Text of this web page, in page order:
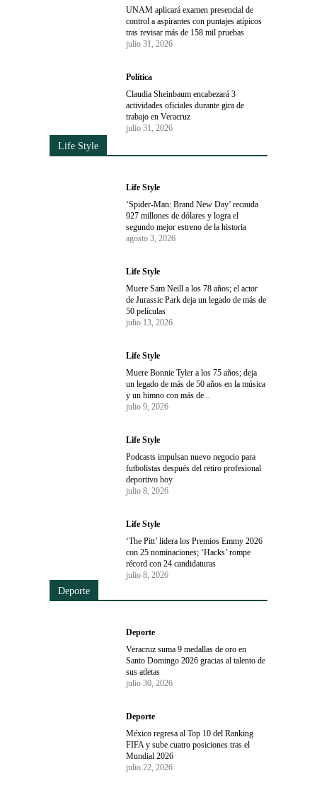
UNAM aplicará examen presencial de
control a aspirantes con puntajes atípicos
tras revisar más de 158 mil pruebas
julio 31, 2026
Política
Claudia Sheinbaum encabezará 3
actividades oficiales durante gira de
trabajo en Veracruz
julio 31, 2026
Life Style
Life Style
‘Spider-Man: Brand New Day’ recauda
927 millones de dólares y logra el
segundo mejor estreno de la historia
agosto 3, 2026
Life Style
Muere Sam Neill a los 78 años; el actor
de Jurassic Park deja un legado de más de
50 películas
julio 13, 2026
Life Style
Muere Bonnie Tyler a los 75 años; deja
un legado de más de 50 años en la música
y un himno con más de...
julio 9, 2026
Life Style
Podcasts impulsan nuevo negocio para
futbolistas después del retiro profesional
deportivo hoy
julio 8, 2026
Life Style
‘The Pitt’ lidera los Premios Emmy 2026
con 25 nominaciones; ‘Hacks’ rompe
récord con 24 candidaturas
julio 8, 2026
Deporte
Deporte
Veracruz suma 9 medallas de oro en
Santo Domingo 2026 gracias al talento de
sus atletas
julio 30, 2026
Deporte
México regresa al Top 10 del Ranking
FIFA y sube cuatro posiciones tras el
Mundial 2026
julio 22, 2026